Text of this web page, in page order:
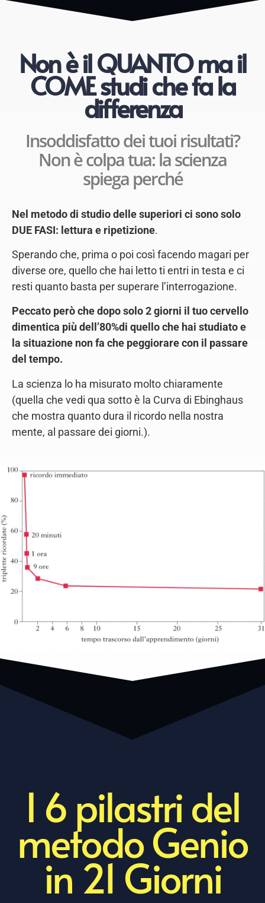
Non è il QUANTO ma il
COME studi che fa la
differenza
Insoddisfatto dei tuoi risultati?
Non è colpa tua: la scienza
spiega perché
Nel metodo di studio delle superiori ci sono solo
DUE FASI: lettura e ripetizione.
Sperando che, prima o poi così facendo magari per
diverse ore, quello che hai letto ti entri in testa e ci
resti quanto basta per superare l’interrogazione.
Peccato però che dopo solo 2 giorni il tuo cervello
dimentica più dell’80%di quello che hai studiato e
la situazione non fa che peggiorare con il passare
del tempo.
La scienza lo ha misurato molto chiaramente
(quella che vedi qua sotto è la Curva di Ebinghaus
che mostra quanto dura il ricordo nella nostra
mente, al passare dei giorni.).
I 6 pilastri del
metodo Genio
in 21 Giorni